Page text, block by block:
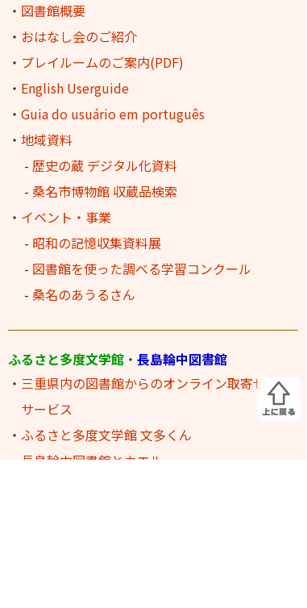
・ 図書館概要
・ おはなし会のご紹介
・ プレイルームのご案内(PDF)
・ English Userguide
・ Guia do usuário em português
・ 地域資料
- 歴史の蔵 デジタル化資料
- 桑名市博物館 収蔵品検索
・ イベント・事業
- 昭和の記憶収集資料展
- 図書館を使った調べる学習コンクール
- 桑名のあうるさん
ふるさと多度文学館 ・ 長島輪中図書館
・ 三重県内の図書館からのオンライン取寄せ
サービス
・ ふるさと多度文学館 文多くん
長島輪中図書館とカエル